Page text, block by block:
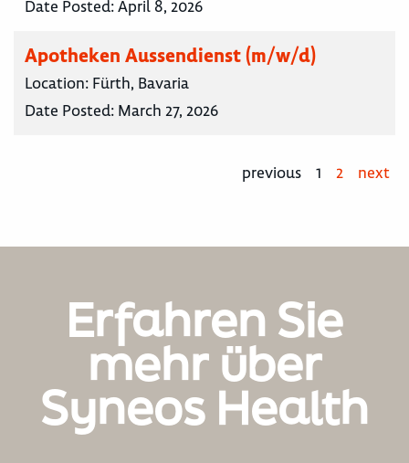
Date Posted:April 8, 2026
Apotheken Aussendienst (m/w/d)
Location: Fürth, Bavaria
Date Posted: March 27, 2026
previous 1 2 next
Erfahren Sie
mehr über
Syneos Health